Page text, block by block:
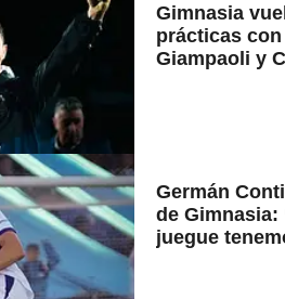
Gimnasia
prácticas
Giampaoli y
Germán
de Gimnasia:
juegue